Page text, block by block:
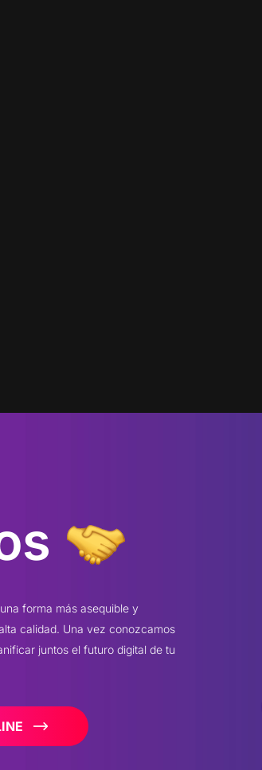
forma más asequible y
calidad. Una vez conozcamos
juntos el futuro digital de tu